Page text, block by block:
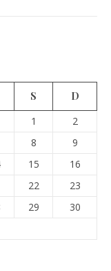
S
D
1
2
8
9
15
16
22
23
29
30